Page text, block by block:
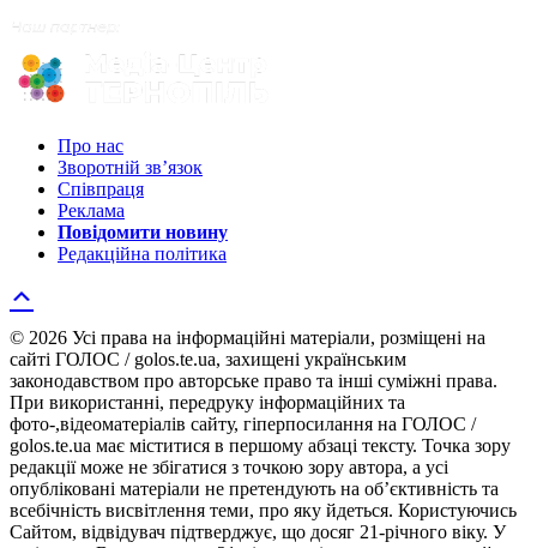
Про нас
Зворотній зв’язок
Співпраця
Реклама
Повідомити новину
Редакційна політика
© 2026 Усі права на інформаційні матеріали, розміщені на
сайті ГОЛОС / golos.te.ua, захищені українським
законодавством про авторське право та інші суміжні права.
При використанні, передруку інформаційних та
фото-,відеоматеріалів сайту, гіперпосилання на ГОЛОС /
golos.te.ua має міститися в першому абзаці тексту. Точка зору
редакції може не збігатися з точкою зору автора, а усі
опубліковані матеріали не претендують на об’єктивність та
всебічність висвітлення теми, про яку йдеться. Користуючись
Сайтом, відвідувач підтверджує, що досяг 21-річного віку. У